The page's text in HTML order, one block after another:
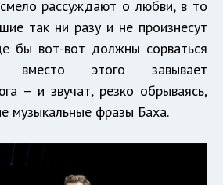
рассуждают о любви, в то
так ни разу и не произнесут
бы вот-вот должны сорваться
вместо этого завывает
– и звучат, резко обрываясь,
музыкальные фразы Баха.